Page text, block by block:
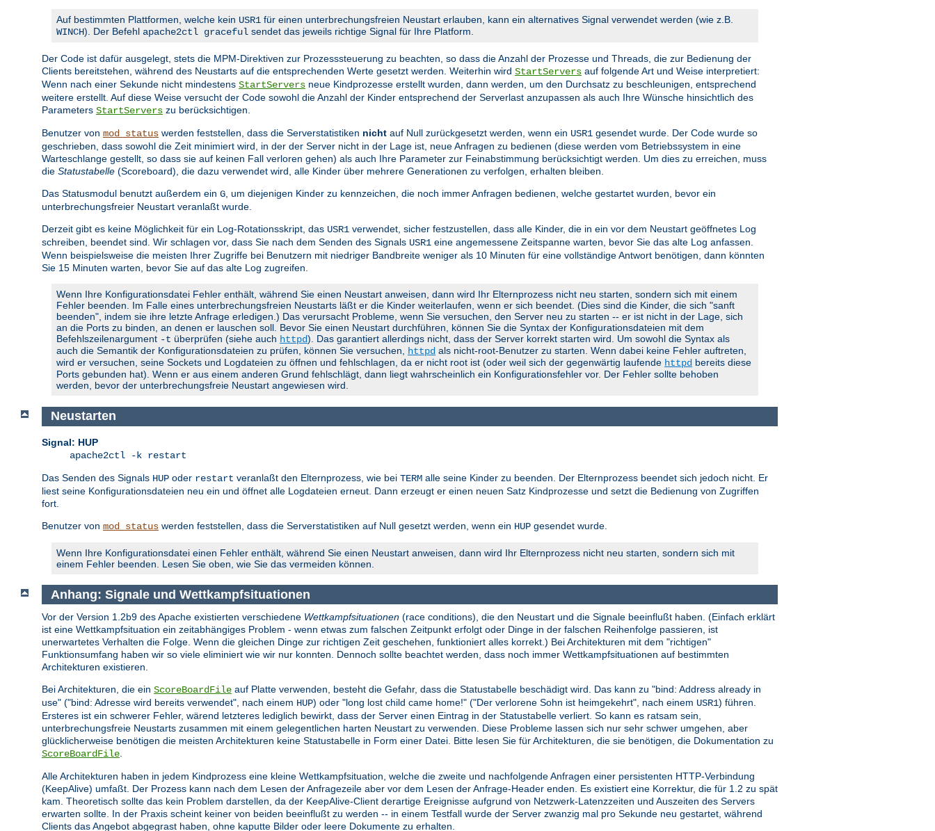
Auf bestimmten Plattformen, welche kein USR1 für einen unterbrechungsfreien Neustart erlauben, kann ein alternatives Signal verwendet werden (wie z.B.
WINCH). Der Befehl apache2ctl graceful sendet das jeweils richtige Signal für Ihre Platform.
Der Code ist dafür ausgelegt, stets die MPM-Direktiven zur Prozesssteuerung zu beachten, so dass die Anzahl der Prozesse und Threads, die zur Bedienung der
Clients bereitstehen, während des Neustarts auf die entsprechenden Werte gesetzt werden. Weiterhin wird StartServers auf folgende Art und Weise interpretiert:
Wenn nach einer Sekunde nicht mindestens StartServers neue Kindprozesse erstellt wurden, dann werden, um den Durchsatz zu beschleunigen, entsprechend
weitere erstellt. Auf diese Weise versucht der Code sowohl die Anzahl der Kinder entsprechend der Serverlast anzupassen als auch Ihre Wünsche hinsichtlich des
Parameters StartServers zu berücksichtigen.
Benutzer von mod_status werden feststellen, dass die Serverstatistiken nicht auf Null zurückgesetzt werden, wenn ein USR1 gesendet wurde. Der Code wurde so
geschrieben, dass sowohl die Zeit minimiert wird, in der der Server nicht in der Lage ist, neue Anfragen zu bedienen (diese werden vom Betriebssystem in eine
Warteschlange gestellt, so dass sie auf keinen Fall verloren gehen) als auch Ihre Parameter zur Feinabstimmung berücksichtigt werden. Um dies zu erreichen, muss
die Statustabelle (Scoreboard), die dazu verwendet wird, alle Kinder über mehrere Generationen zu verfolgen, erhalten bleiben.
Das Statusmodul benutzt außerdem ein G, um diejenigen Kinder zu kennzeichen, die noch immer Anfragen bedienen, welche gestartet wurden, bevor ein
unterbrechungsfreier Neustart veranlaßt wurde.
Derzeit gibt es keine Möglichkeit für ein Log-Rotationsskript, das USR1 verwendet, sicher festzustellen, dass alle Kinder, die in ein vor dem Neustart geöffnetes Log
schreiben, beendet sind. Wir schlagen vor, dass Sie nach dem Senden des Signals USR1 eine angemessene Zeitspanne warten, bevor Sie das alte Log anfassen.
Wenn beispielsweise die meisten Ihrer Zugriffe bei Benutzern mit niedriger Bandbreite weniger als 10 Minuten für eine vollständige Antwort benötigen, dann könnten
Sie 15 Minuten warten, bevor Sie auf das alte Log zugreifen.
Wenn Ihre Konfigurationsdatei Fehler enthält, während Sie einen Neustart anweisen, dann wird Ihr Elternprozess nicht neu starten, sondern sich mit einem
Fehler beenden. Im Falle eines unterbrechungsfreien Neustarts läßt er die Kinder weiterlaufen, wenn er sich beendet. (Dies sind die Kinder, die sich "sanft
beenden", indem sie ihre letzte Anfrage erledigen.) Das verursacht Probleme, wenn Sie versuchen, den Server neu zu starten -- er ist nicht in der Lage, sich
an die Ports zu binden, an denen er lauschen soll. Bevor Sie einen Neustart durchführen, können Sie die Syntax der Konfigurationsdateien mit dem
Befehlszeilenargument -t überprüfen (siehe auch httpd). Das garantiert allerdings nicht, dass der Server korrekt starten wird. Um sowohl die Syntax als
auch die Semantik der Konfigurationsdateien zu prüfen, können Sie versuchen, httpd als nicht-root-Benutzer zu starten. Wenn dabei keine Fehler auftreten,
wird er versuchen, seine Sockets und Logdateien zu öffnen und fehlschlagen, da er nicht root ist (oder weil sich der gegenwärtig laufende httpd bereits diese
Ports gebunden hat). Wenn er aus einem anderen Grund fehlschlägt, dann liegt wahrscheinlich ein Konfigurationsfehler vor. Der Fehler sollte behoben
werden, bevor der unterbrechungsfreie Neustart angewiesen wird.
Neustarten
Signal: HUP
apache2ctl -k restart
Das Senden des Signals HUP oder restart veranlaßt den Elternprozess, wie bei TERM alle seine Kinder zu beenden. Der Elternprozess beendet sich jedoch nicht. Er
liest seine Konfigurationsdateien neu ein und öffnet alle Logdateien erneut. Dann erzeugt er einen neuen Satz Kindprozesse und setzt die Bedienung von Zugriffen
fort.
Benutzer von mod_status werden feststellen, dass die Serverstatistiken auf Null gesetzt werden, wenn ein HUP gesendet wurde.
Wenn Ihre Konfigurationsdatei einen Fehler enthält, während Sie einen Neustart anweisen, dann wird Ihr Elternprozess nicht neu starten, sondern sich mit
einem Fehler beenden. Lesen Sie oben, wie Sie das vermeiden können.
Anhang: Signale und Wettkampfsituationen
Vor der Version 1.2b9 des Apache existierten verschiedene Wettkampfsituationen (race conditions), die den Neustart und die Signale beeinflußt haben. (Einfach erklärt
ist eine Wettkampfsituation ein zeitabhängiges Problem - wenn etwas zum falschen Zeitpunkt erfolgt oder Dinge in der falschen Reihenfolge passieren, ist
unerwartetes Verhalten die Folge. Wenn die gleichen Dinge zur richtigen Zeit geschehen, funktioniert alles korrekt.) Bei Architekturen mit dem "richtigen"
Funktionsumfang haben wir so viele eliminiert wie wir nur konnten. Dennoch sollte beachtet werden, dass noch immer Wettkampfsituationen auf bestimmten
Architekturen existieren.
Bei Architekturen, die ein ScoreBoardFile auf Platte verwenden, besteht die Gefahr, dass die Statustabelle beschädigt wird. Das kann zu "bind: Address already in
use" ("bind: Adresse wird bereits verwendet", nach einem HUP) oder "long lost child came home!" ("Der verlorene Sohn ist heimgekehrt", nach einem USR1) führen.
Ersteres ist ein schwerer Fehler, wärend letzteres lediglich bewirkt, dass der Server einen Eintrag in der Statustabelle verliert. So kann es ratsam sein,
unterbrechungsfreie Neustarts zusammen mit einem gelegentlichen harten Neustart zu verwenden. Diese Probleme lassen sich nur sehr schwer umgehen, aber
glücklicherweise benötigen die meisten Architekturen keine Statustabelle in Form einer Datei. Bitte lesen Sie für Architekturen, die sie benötigen, die Dokumentation zu
ScoreBoardFile.
Alle Architekturen haben in jedem Kindprozess eine kleine Wettkampfsituation, welche die zweite und nachfolgende Anfragen einer persistenten HTTP-Verbindung
(KeepAlive) umfaßt. Der Prozess kann nach dem Lesen der Anfragezeile aber vor dem Lesen der Anfrage-Header enden. Es existiert eine Korrektur, die für 1.2 zu spät
kam. Theoretisch sollte das kein Problem darstellen, da der KeepAlive-Client derartige Ereignisse aufgrund von Netzwerk-Latenzzeiten und Auszeiten des Servers
erwarten sollte. In der Praxis scheint keiner von beiden beeinflußt zu werden -- in einem Testfall wurde der Server zwanzig mal pro Sekunde neu gestartet, während
Clients das Angebot abgegrast haben, ohne kaputte Bilder oder leere Dokumente zu erhalten.